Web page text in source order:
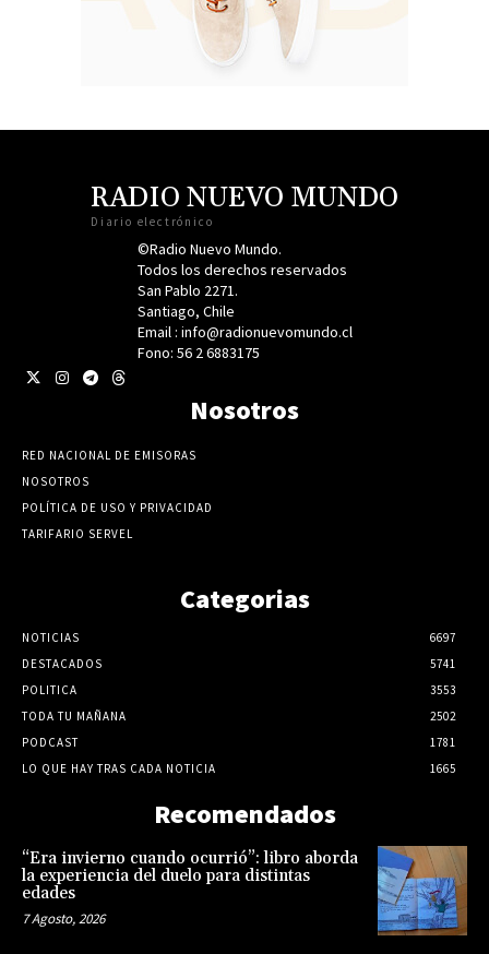
RADIO NUEVO MUNDO
Diario electrónico
©Radio Nuevo Mundo.
Todos los derechos reservados
San Pablo 2271.
Santiago, Chile
Email : info@radionuevomundo.cl
Fono: 56 2 6883175
Nosotros
RED NACIONAL DE EMISORAS
NOSOTROS
POLÍTICA DE USO Y PRIVACIDAD
TARIFARIO SERVEL
Categorias
NOTICIAS
6697
DESTACADOS
5741
POLITICA
3553
TODA TU MAÑANA
2502
PODCAST
1781
LO QUE HAY TRAS CADA NOTICIA
1665
Recomendados
“Era invierno cuando ocurrió”: libro aborda
la experiencia del duelo para distintas
edades
7 Agosto, 2026